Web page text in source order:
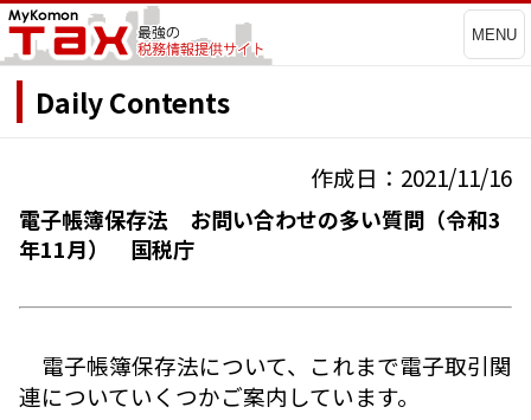
MENU
Daily Contents
作成日：2021/11/16
電子帳簿保存法 お問い合わせの多い質問（令和3
年11月） 国税庁
電子帳簿保存法について、これまで電子取引関
連についていくつかご案内しています。